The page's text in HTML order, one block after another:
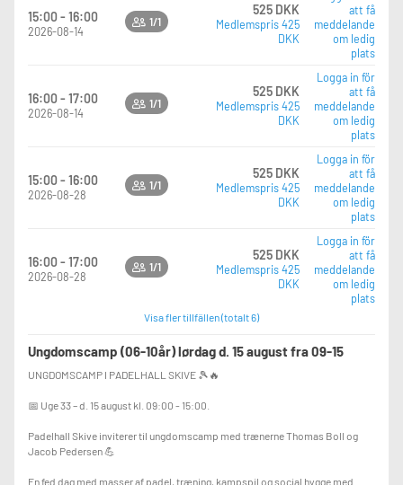
15:00 - 16:00
2026-08-14
1/1
525 DKK
Medlemspris 425
DKK
att få
meddelande
om ledig
plats
16:00 - 17:00
2026-08-14
1/1
525 DKK
Medlemspris 425
DKK
Logga in för
att få
meddelande
om ledig
plats
15:00 - 16:00
2026-08-28
1/1
525 DKK
Medlemspris 425
DKK
Logga in för
att få
meddelande
om ledig
plats
16:00 - 17:00
2026-08-28
1/1
525 DKK
Medlemspris 425
DKK
Logga in för
att få
meddelande
om ledig
plats
Visa fler tillfällen (totalt 6)
Ungdomscamp (06-10år) lørdag d. 15 august fra 09-15
UNGDOMSCAMP I PADELHALL SKIVE 🎾🔥
📅 Uge 33 – d. 15 august kl. 09:00 - 15:00.
Padelhall Skive inviterer til ungdomscamp med trænerne Thomas Boll og
Jacob Pedersen 💪
En fed dag med masser af padel, træning, kampspil og social hygge med